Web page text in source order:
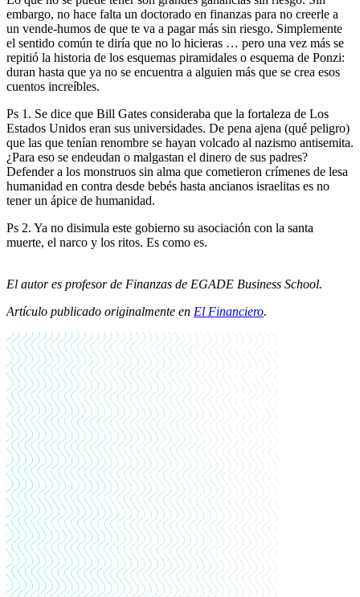
embargo, no hace falta un doctorado en finanzas para no creerle a
un vende-humos de que te va a pagar más sin riesgo. Simplemente
el sentido común te diría que no lo hicieras … pero una vez más se
repitió la historia de los esquemas piramidales o esquema de Ponzi:
duran hasta que ya no se encuentra a alguien más que se crea esos
cuentos increíbles.
Ps 1. Se dice que Bill Gates consideraba que la fortaleza de Los
Estados Unidos eran sus universidades. De pena ajena (qué peligro)
que las que tenían renombre se hayan volcado al nazismo antisemita.
¿Para eso se endeudan o malgastan el dinero de sus padres?
Defender a los monstruos sin alma que cometieron crímenes de lesa
humanidad en contra desde bebés hasta ancianos israelitas es no
tener un ápice de humanidad.
Ps 2. Ya no disimula este gobierno su asociación con la santa
muerte, el narco y los ritos. Es como es.
El autor es profesor de Finanzas de EGADE Business School.
Artículo publicado originalmente en El Financiero.